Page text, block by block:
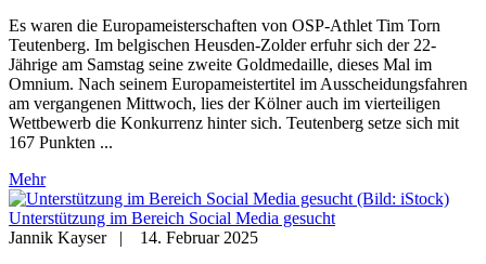
Es waren die Europameisterschaften von OSP-Athlet Tim Torn
Teutenberg. Im belgischen Heusden-Zolder erfuhr sich der 22-
Jährige am Samstag seine zweite Goldmedaille, dieses Mal im
Omnium. Nach seinem Europameistertitel im Ausscheidungsfahren
am vergangenen Mittwoch, lies der Kölner auch im vierteiligen
Wettbewerb die Konkurrenz hinter sich. Teutenberg setze sich mit
167 Punkten ...
Mehr
Unterstützung im Bereich Social Media gesucht
Jannik Kayser| 14. Februar 2025